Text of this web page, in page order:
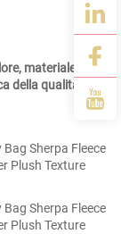
materiale,
della qualità è la